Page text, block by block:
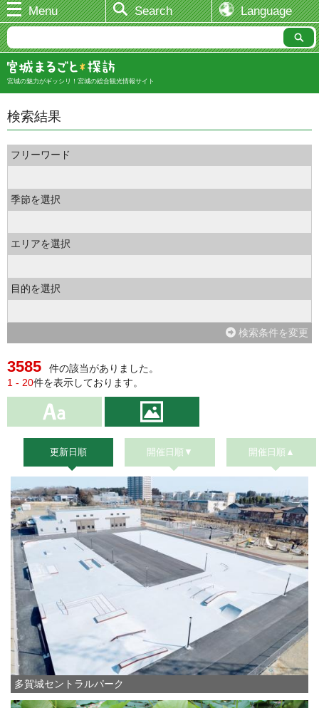
Menu Search Language
宮城の魅力がギッシリ！宮城の総合観光情報サイト
検索結果
フリーワード
季節を選択
エリアを選択
目的を選択
検索条件を変更
3585
件の該当がありました。
1 - 20件を表示しております。
更新日順 開催日順▼ 開催日順▲
多賀城セントラルパーク